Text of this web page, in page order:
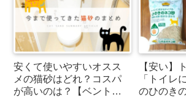
安くて使いやすいオスス
メの猫砂はどれ？コスパ
が高いのは？【ベントナ
【安い】
「トイレ
のひのき